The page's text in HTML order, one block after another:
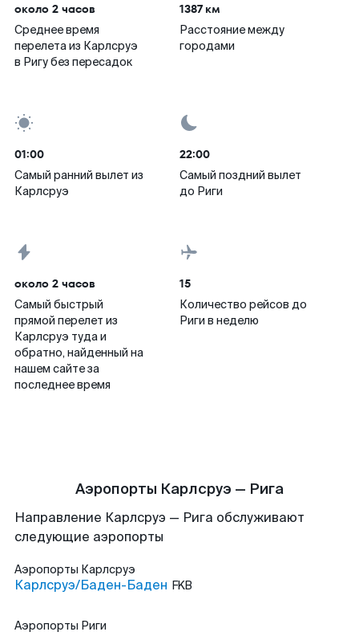
около 2 часов
Среднее время
перелета из Карлсруэ
в Ригу без пересадок
1387 км
Расстояние между
городами
01:00
Самый ранний вылет из
Карлсруэ
22:00
Самый поздний вылет
до Риги
около 2 часов
Самый быстрый
прямой перелет из
Карлсруэ туда и
обратно, найденный на
нашем сайте за
последнее время
15
Количество рейсов до
Риги в неделю
Аэропорты Карлсруэ — Рига
Направление Карлсруэ — Рига обслуживают
следующие аэропорты
Аэропорты Карлсруэ
Карлсруэ/Баден-Баден FKB
Аэропорты Риги